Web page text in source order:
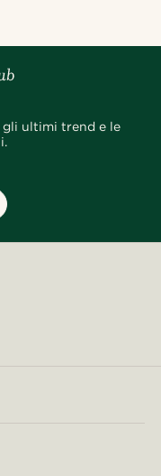
ultimi trend e le